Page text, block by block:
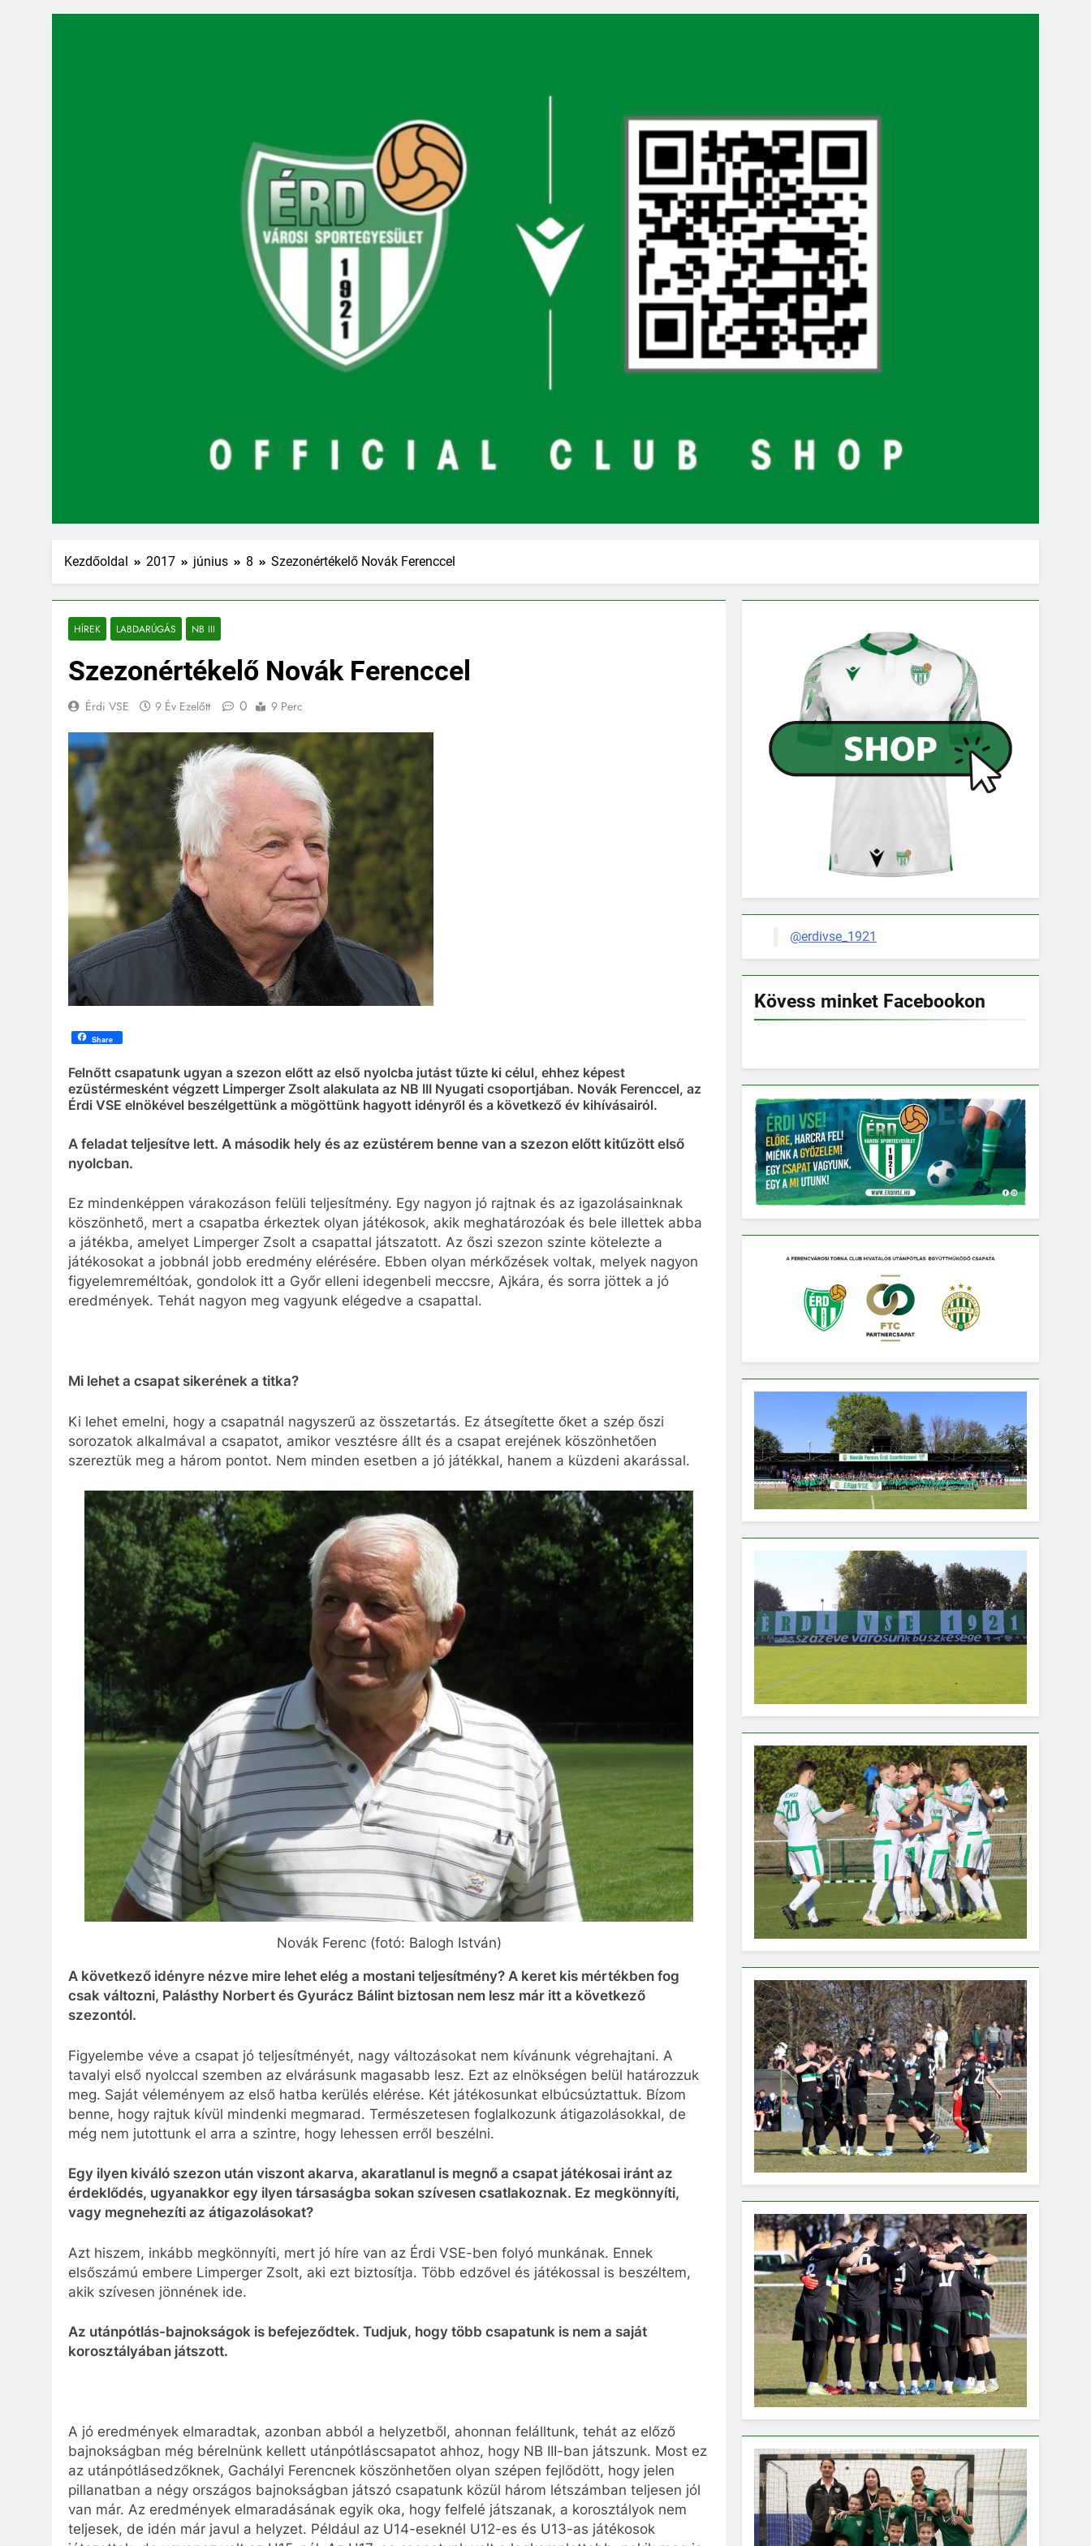
Kezdőoldal 2017 június 8 Szezonértékelő Novák Ferenccel
HÍREK LABDARÚGÁS NB III
Szezonértékelő Novák Ferenccel
Érdi VSE 9 Év Ezelőtt 0 9 Perc
Share
Felnőtt csapatunk ugyan a szezon előtt az első nyolcba jutást tűzte ki célul, ehhez képest
ezüstérmesként végzett Limperger Zsolt alakulata az NB III Nyugati csoportjában. Novák Ferenccel, az
Érdi VSE elnökével beszélgettünk a mögöttünk hagyott idényről és a következő év kihívásairól.
A feladat teljesítve lett. A második hely és az ezüstérem benne van a szezon előtt kitűzött első
nyolcban.
Ez mindenképpen várakozáson felüli teljesítmény. Egy nagyon jó rajtnak és az igazolásainknak
köszönhető, mert a csapatba érkeztek olyan játékosok, akik meghatározóak és bele illettek abba
a játékba, amelyet Limperger Zsolt a csapattal játszatott. Az őszi szezon szinte kötelezte a
játékosokat a jobbnál jobb eredmény elérésére. Ebben olyan mérkőzések voltak, melyek nagyon
figyelemreméltóak, gondolok itt a Győr elleni idegenbeli meccsre, Ajkára, és sorra jöttek a jó
eredmények. Tehát nagyon meg vagyunk elégedve a csapattal.
Mi lehet a csapat sikerének a titka?
Ki lehet emelni, hogy a csapatnál nagyszerű az összetartás. Ez átsegítette őket a szép őszi
sorozatok alkalmával a csapatot, amikor vesztésre állt és a csapat erejének köszönhetően
szereztük meg a három pontot. Nem minden esetben a jó játékkal, hanem a küzdeni akarással.
Novák Ferenc (fotó: Balogh István)
A következő idényre nézve mire lehet elég a mostani teljesítmény? A keret kis mértékben fog
csak változni, Palásthy Norbert és Gyurácz Bálint biztosan nem lesz már itt a következő
szezontól.
Figyelembe véve a csapat jó teljesítményét, nagy változásokat nem kívánunk végrehajtani. A
tavalyi első nyolccal szemben az elvárásunk magasabb lesz. Ezt az elnökségen belül határozzuk
meg. Saját véleményem az első hatba kerülés elérése. Két játékosunkat elbúcsúztattuk. Bízom
benne, hogy rajtuk kívül mindenki megmarad. Természetesen foglalkozunk átigazolásokkal, de
még nem jutottunk el arra a szintre, hogy lehessen erről beszélni.
Egy ilyen kiváló szezon után viszont akarva, akaratlanul is megnő a csapat játékosai iránt az
érdeklődés, ugyanakkor egy ilyen társaságba sokan szívesen csatlakoznak. Ez megkönnyíti,
vagy megnehezíti az átigazolásokat?
Azt hiszem, inkább megkönnyíti, mert jó híre van az Érdi VSE-ben folyó munkának. Ennek
elsőszámú embere Limperger Zsolt, aki ezt biztosítja. Több edzővel és játékossal is beszéltem,
akik szívesen jönnének ide.
Az utánpótlás-bajnokságok is befejeződtek. Tudjuk, hogy több csapatunk is nem a saját
korosztályában játszott.
A jó eredmények elmaradtak, azonban abból a helyzetből, ahonnan felálltunk, tehát az előző
bajnokságban még bérelnünk kellett utánpótláscsapatot ahhoz, hogy NB III-ban játszunk. Most ez
az utánpótlásedzőknek, Gachályi Ferencnek köszönhetően olyan szépen fejlődött, hogy jelen
pillanatban a négy országos bajnokságban játszó csapatunk közül három létszámban teljesen jól
van már. Az eredmények elmaradásának egyik oka, hogy felfelé játszanak, a korosztályok nem
teljesek, de idén már javul a helyzet. Például az U14-eseknél U12-es és U13-as játékosok
@erdivse_1921
Kövess minket Facebookon